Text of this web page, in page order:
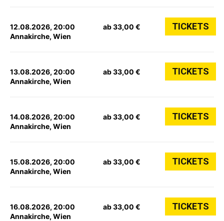
12.08.2026, 20:00
Annakirche, Wien
ab 33,00 € TICKETS
13.08.2026, 20:00
Annakirche, Wien
ab 33,00 € TICKETS
14.08.2026, 20:00
Annakirche, Wien
ab 33,00 € TICKETS
15.08.2026, 20:00
Annakirche, Wien
ab 33,00 € TICKETS
16.08.2026, 20:00
Annakirche, Wien
ab 33,00 € TICKETS